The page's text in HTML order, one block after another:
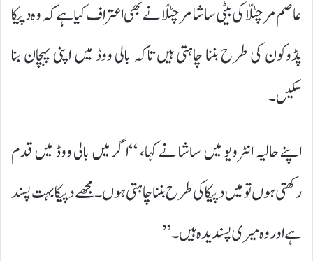
عاصم مرچنٹ کی بیٹی ساشا مرچنٹ نے بھی اعتراف کیا ہے کہ وہ دپیکا
پڈوکون کی طرح بننا چاہتی ہیں تاکہ بالی ووڈ میں اپنی پہچان بنا
سکیں۔
اپنے حالیہ انٹرویو میں ساشا نے کہا، “اگر میں بالی ووڈ میں قدم
رکھتی ہوں تو میں دپیکا کی طرح بننا چاہتی ہوں۔ مجھے دپیکا بہت پسند
ہے اور وہ میری پسندیدہ ہیں۔”